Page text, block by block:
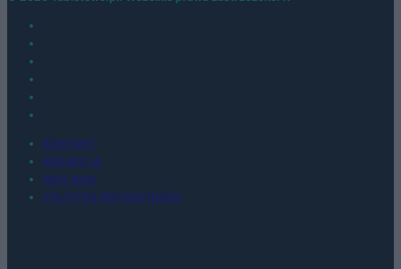
KONTAKT
REDAKCJA
REKLAMA
POLITYKA PRYWATNOŚCI